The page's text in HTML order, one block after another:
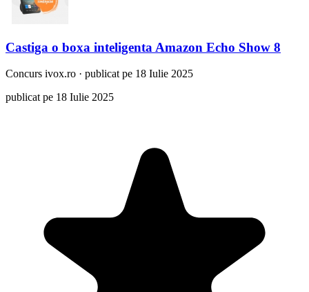
Castiga o boxa inteligenta Amazon Echo Show 8
Concurs ivox.ro · publicat pe 18 Iulie 2025
publicat pe 18 Iulie 2025